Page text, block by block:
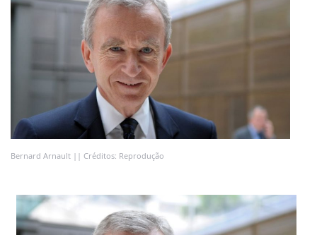
Bernard Arnault || Créditos: Reprodução